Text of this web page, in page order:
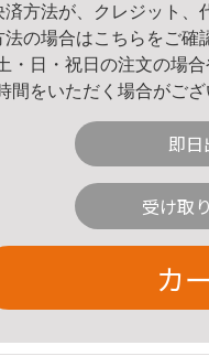
済方法が、クレジット、
法の場合はこちら をご確
・日・祝日の注文の場
間をいただく場合がござ
即日
受け取
カ